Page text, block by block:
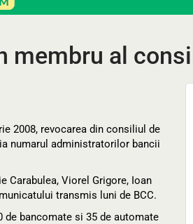
membru al
2008, revocarea din consiliul de
numarul administratorilor bancii
Carabulea, Viorel Grigore, Ioan
transmis luni de BCC.
de bancomate si 35 de automate